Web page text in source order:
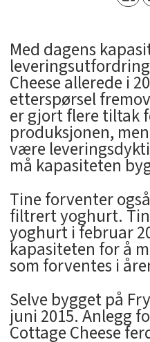
Med dagens
Cheese allerede i
etterspørsel
er gjort flere tiltak
produksjonen,
være
må kapasiteten
Tine forventer
filtrert yoghurt.
yoghurt i februar
kapasiteten for å
som forventes i
Selve bygget på
juni 2015. Anlegg
Cottage Cheese